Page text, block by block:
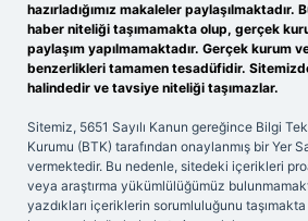
hazırladığımız makaleler
haber niteliği taşımamakta olup, gerçek
paylaşım yapılmamaktadır. Gerçek kurum
benzerlikleri tamamen tesadüfidir.
halindedir ve tavsiye niteliği taşımazlar.
Sitemiz, 5651 Sayılı Kanun gereğince Bilgi
Kurumu (BTK) tarafından onaylanmış bir Yer
vermektedir. Bu nedenle, sitedeki içerikleri
veya araştırma yükümlülüğümüz
yazdıkları içeriklerin sorumluluğunu